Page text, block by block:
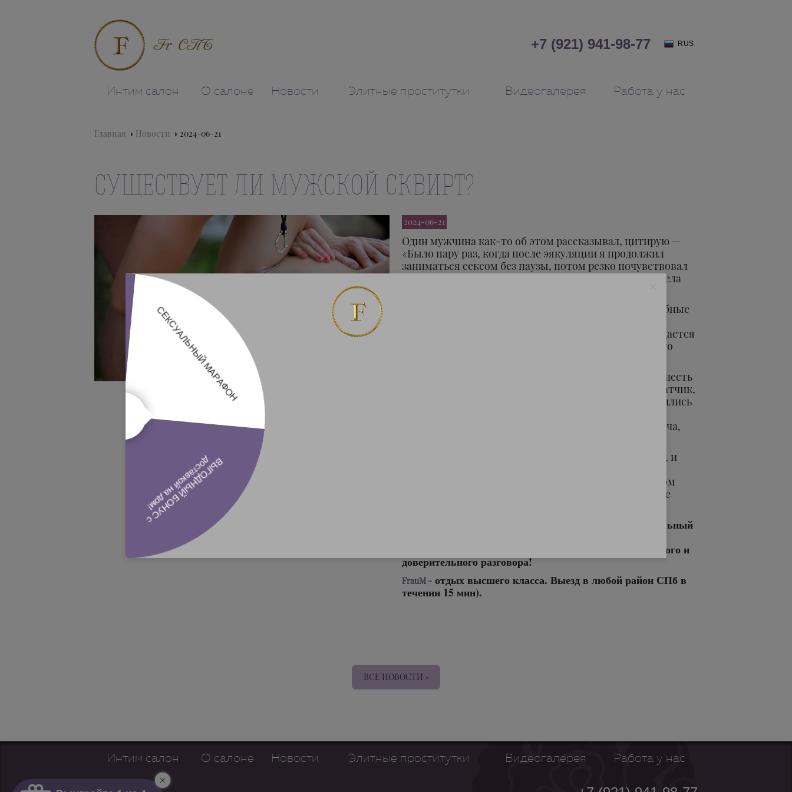
Fr СПБ +7 (921) 941-98-77 RUS
Интим салон О салоне Новости Элитные проститутки Видеогалерея Работа у нас
Главная Новости 2024-06-21
СУЩЕСТВУЕТ ЛИ МУЖСКОЙ СКВИРТ?
2024-06-21
Один мужчина как-то об этом рассказывал, цитирую —
«Было пару раз, когда после эякуляции я продолжил
заниматься сексом без паузы, потом резко почувствовал
позыв к мочеиспусканию, потом отпустило и вылетела
И вот за последние полгода, третий раз читаем подобные
потом внезапно вылетает струя, которая сопровождается
приятными ощущениями. И вот спрашивают, что это
Существует лишь одно исследование на эту тему — шесть
лет назад, одному мужчине ввели в прямую кишку датчик,
который показал, что у испытуемого сильно сократились
полупрозрачная мутная жидкость, которая, как и моча,
Вот и все. Больше исследований на эту тему не было, и
Следовательно, понятия «мужской сквирт» в научном
мире не существует по сей день, потому что никто не
Звоните прямо сейчас! Секс - менеджер (Ваш персональный
(Telegram, WhatsApp) 24/7 в формате конфиденциального и
доверительного разговора!
FrauM - отдых высшего класса. Выезд в любой район СПб в
течении 15 мин).
ВСЕ НОВОСТИ »
Интим салон О салоне Новости Элитные проститутки Видеогалерея Работа у нас